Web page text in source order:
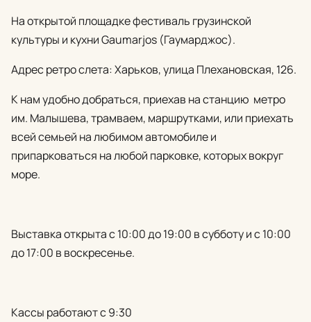
На открытой площадке фестиваль грузинской
культуры и кухни Gaumarjos (Гаумарджос).
Адрес ретро слета: Харьков, улица Плехановская, 126.
К нам удобно добраться, приехав на станцию метро
им. Малышева, трамваем, маршрутками, или приехать
всей семьей на любимом автомобиле и
припарковаться на любой парковке, которых вокруг
море.
Выставка открыта с 10:00 до 19:00 в субботу и с 10:00
до 17:00 в воскресенье.
Кассы работают с 9:30